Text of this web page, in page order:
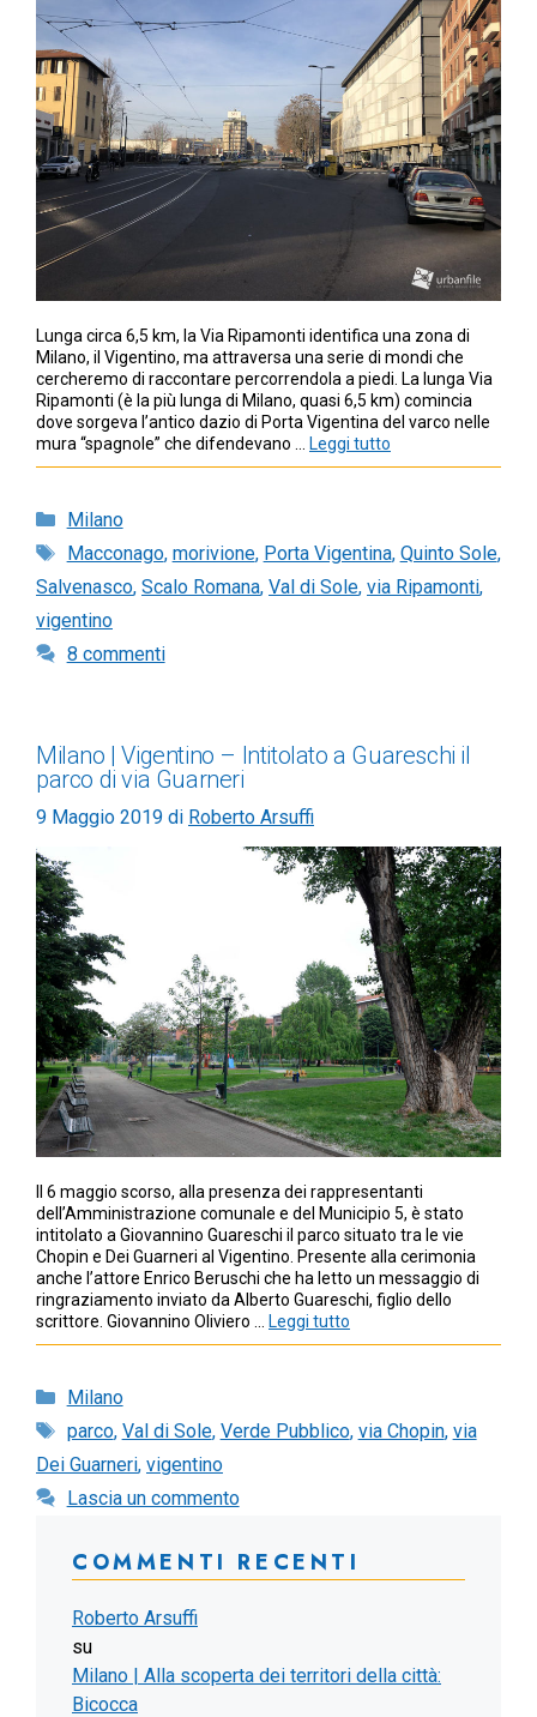
Lunga circa 6,5 km, la Via Ripamonti identifica una zona di
Milano, il Vigentino, ma attraversa una serie di mondi che
cercheremo di raccontare percorrendola a piedi. La lunga Via
Ripamonti (è la più lunga di Milano, quasi 6,5 km) comincia
dove sorgeva l’antico dazio di Porta Vigentina del varco nelle
mura “spagnole” che difendevano … Leggi tutto
Categorie
Milano
Tag
Macconago, morivione, Porta Vigentina, Quinto Sole,
Salvenasco, Scalo Romana, Val di Sole, via Ripamonti,
vigentino
8 commenti
Milano | Vigentino – Intitolato a Guareschi il
parco di via Guarneri
9 Maggio 2019 di Roberto Arsuffi
Il 6 maggio scorso, alla presenza dei rappresentanti
dell’Amministrazione comunale e del Municipio 5, è stato
intitolato a Giovannino Guareschi il parco situato tra le vie
Chopin e Dei Guarneri al Vigentino. Presente alla cerimonia
anche l’attore Enrico Beruschi che ha letto un messaggio di
ringraziamento inviato da Alberto Guareschi, figlio dello
scrittore. Giovannino Oliviero …
Leggi tutto
Categorie
Milano
Tag
parco, Val di Sole, Verde Pubblico, via Chopin, via
Dei Guarneri, vigentino
Lascia un commento
COMMENTI RECENTI
Roberto Arsuffi
su
Milano | Alla scoperta dei territori della città:
Bicocca